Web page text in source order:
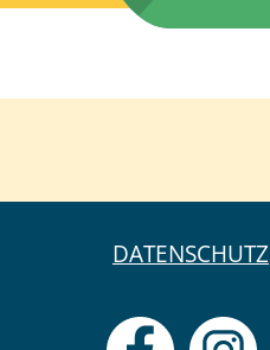
DATENSCHUTZ